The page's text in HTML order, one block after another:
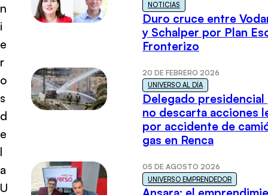
n
i
e
r
o
s
d
e
l
a
U
NOTICIAS
Duro cruce entre
y Schalper por Plan
Fronterizo
20 DE FEBRERO 2026
UNIVERSO AL DÍA
Delegado presidencial
no descarta acciones
por accidente de
gas en Renca
05 DE AGOSTO 2026
UNIVERSO EMPRENDEDOR